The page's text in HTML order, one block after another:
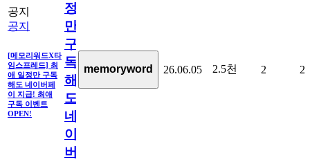
공지
공지
[메모리워드X타
임스프레드] 최
애 일정만 구독
해도 네이버페
이 지급! 최애
구독 이벤트
OPEN!
정
만
구
독
해
도
네
이
버
memoryword 26.06.05 2.5천 2 2